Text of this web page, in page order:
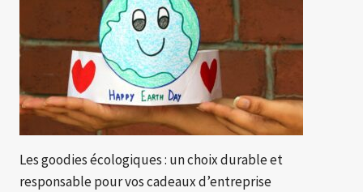
Les goodies écologiques : un choix durable et
responsable pour vos cadeaux d’entreprise